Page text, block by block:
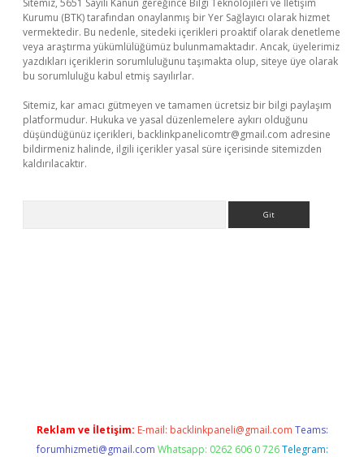
Sitemiz, 5651 Sayılı Kanun gereğince Bilgi Teknolojileri ve İletişim
Kurumu (BTK) tarafından onaylanmış bir Yer Sağlayıcı olarak hizmet
vermektedir. Bu nedenle, sitedeki içerikleri proaktif olarak denetleme
veya araştırma yükümlülüğümüz bulunmamaktadır. Ancak, üyelerimiz
yazdıkları içeriklerin sorumluluğunu taşımakta olup, siteye üye olarak
bu sorumluluğu kabul etmiş sayılırlar.
Sitemiz, kar amacı gütmeyen ve tamamen ücretsiz bir bilgi paylaşım
platformudur. Hukuka ve yasal düzenlemelere aykırı olduğunu
düşündüğünüz içerikleri, backlinkpanelicomtr@gmail.com adresine
bildirmeniz halinde, ilgili içerikler yasal süre içerisinde sitemizden
kaldırılacaktır.
Reklam ve İletişim: E-mail: backlinkpaneli@gmail.com Teams:
forumhizmeti@gmail.com Whatsapp: 0262 606 0 726 Telegram: